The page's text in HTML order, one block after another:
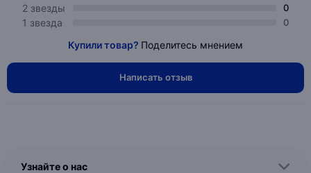
2 звезды 0
1 звезда 0
Купили товар? Поделитесь мнением
Написать отзыв
Узнайте о нас